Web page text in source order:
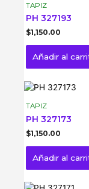
TAPIZ
PH 327193
$1,150.00
Añadir al
TAPIZ
PH 327173
$1,150.00
Añadir al